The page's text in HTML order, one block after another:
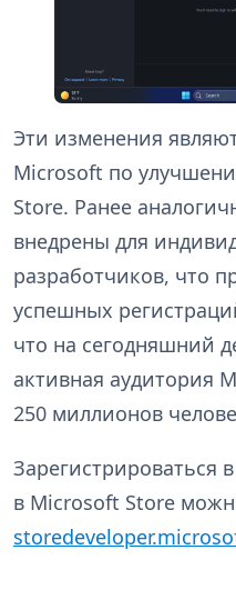
Эти изменения
Microsoft по
Store. Ранее
внедрены для
разработчиков, что
успешных
что на сегодняшний
активная аудитория
250 миллионов
Зарегистрироваться
в Microsoft Store